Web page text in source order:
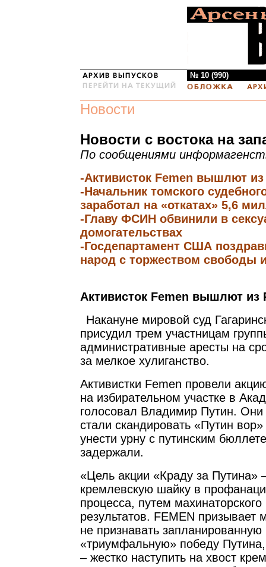
№ 10 (990)
Новости
Новости с востока на
По сообщениями
-Активисток Femen вышлют из
-Начальник томского
заработал на «откатах» 5,6
-Главу ФСИН обвинили в
домогательствах
-Госдепартамент США
народ с торжеством свободы
Активисток Femen вышлют из
Накануне мировой суд
присудил трем участницам
административные аресты на
за мелкое хулиганство.
Активистки Femen провели
на избирательном участке в
голосовал Владимир Путин. Они
стали скандировать «Путин
унести урну с путинским
задержали.
«Цель акции «Краду за Путина»
кремлевскую шайку в
процесса, путем махинаторского
результатов. FEMEN призывает
не признавать
«триумфальную» победу
– жестко наступить на хвост